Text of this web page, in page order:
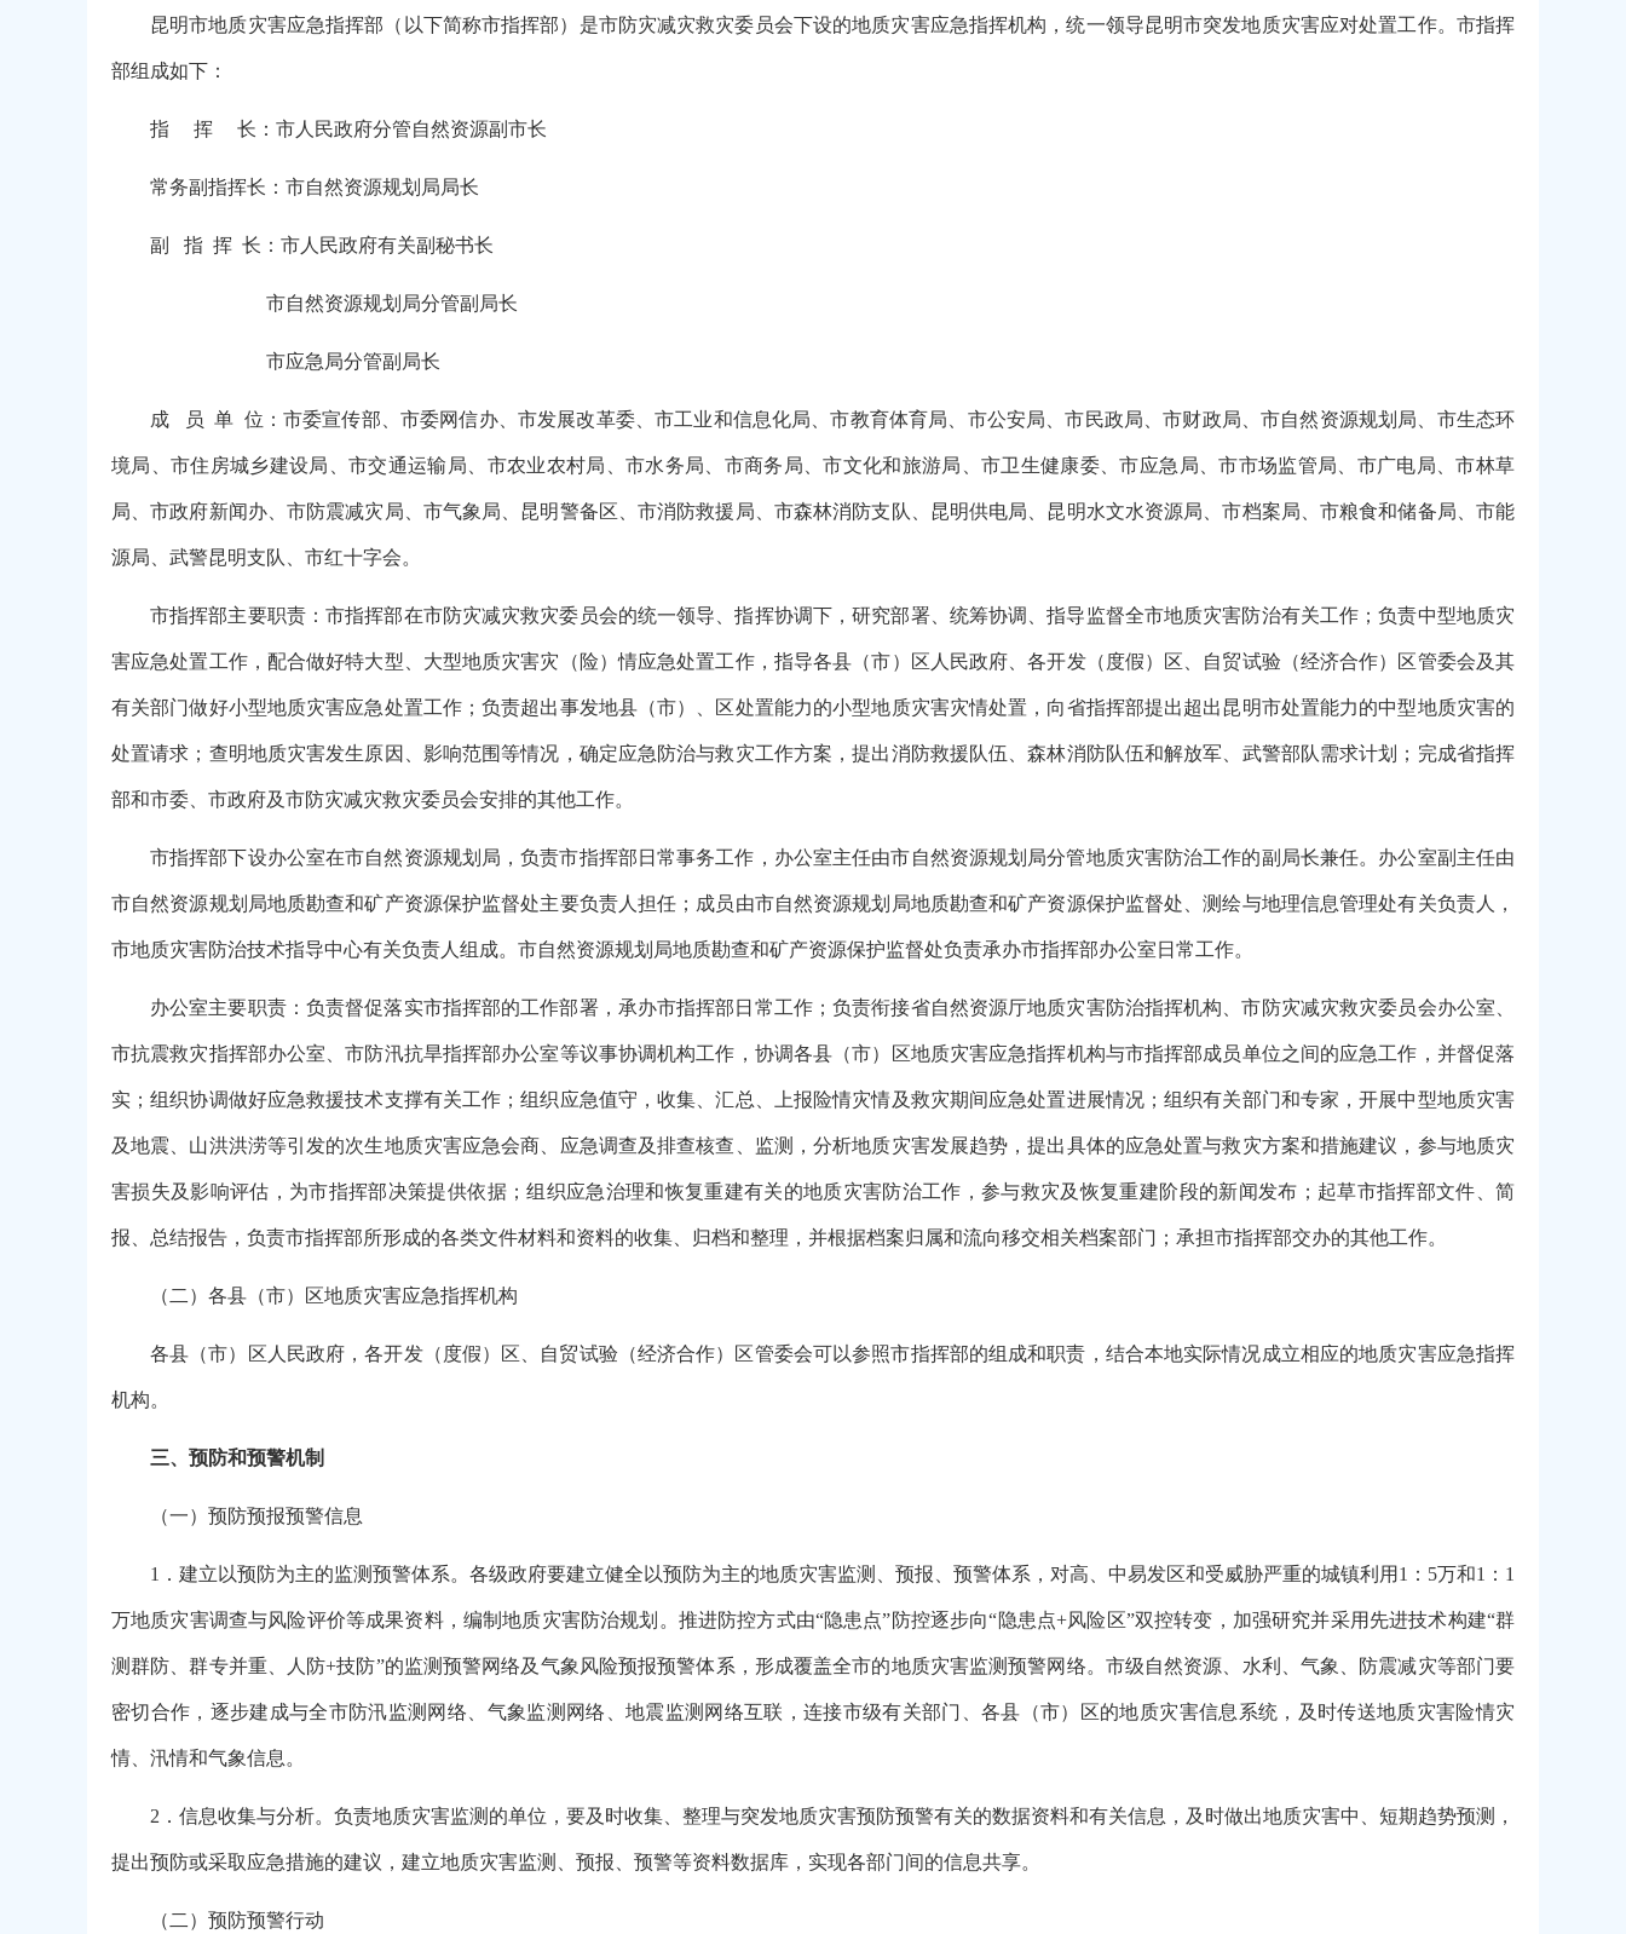
昆明市地质灾害应急指挥部（以下简称市指挥部）是市防灾减灾救灾委员会下设的地质灾害应急指挥机构，统一领导昆明市突发地质灾害应对处置工作。市指挥
部组成如下：
指 挥 长：市人民政府分管自然资源副市长
常务副指挥长：市自然资源规划局局长
副 指 挥 长：市人民政府有关副秘书长
市自然资源规划局分管副局长
市应急局分管副局长
成 员 单 位：市委宣传部、市委网信办、市发展改革委、市工业和信息化局、市教育体育局、市公安局、市民政局、市财政局、市自然资源规划局、市生态环
境局、市住房城乡建设局、市交通运输局、市农业农村局、市水务局、市商务局、市文化和旅游局、市卫生健康委、市应急局、市市场监管局、市广电局、市林草
局、市政府新闻办、市防震减灾局、市气象局、昆明警备区、市消防救援局、市森林消防支队、昆明供电局、昆明水文水资源局、市档案局、市粮食和储备局、市能
源局、武警昆明支队、市红十字会。
市指挥部主要职责：市指挥部在市防灾减灾救灾委员会的统一领导、指挥协调下，研究部署、统筹协调、指导监督全市地质灾害防治有关工作；负责中型地质灾
害应急处置工作，配合做好特大型、大型地质灾害灾（险）情应急处置工作，指导各县（市）区人民政府、各开发（度假）区、自贸试验（经济合作）区管委会及其
有关部门做好小型地质灾害应急处置工作；负责超出事发地县（市）、区处置能力的小型地质灾害灾情处置，向省指挥部提出超出昆明市处置能力的中型地质灾害的
处置请求；查明地质灾害发生原因、影响范围等情况，确定应急防治与救灾工作方案，提出消防救援队伍、森林消防队伍和解放军、武警部队需求计划；完成省指挥
部和市委、市政府及市防灾减灾救灾委员会安排的其他工作。
市指挥部下设办公室在市自然资源规划局，负责市指挥部日常事务工作，办公室主任由市自然资源规划局分管地质灾害防治工作的副局长兼任。办公室副主任由
市自然资源规划局地质勘查和矿产资源保护监督处主要负责人担任；成员由市自然资源规划局地质勘查和矿产资源保护监督处、测绘与地理信息管理处有关负责人，
市地质灾害防治技术指导中心有关负责人组成。市自然资源规划局地质勘查和矿产资源保护监督处负责承办市指挥部办公室日常工作。
办公室主要职责：负责督促落实市指挥部的工作部署，承办市指挥部日常工作；负责衔接省自然资源厅地质灾害防治指挥机构、市防灾减灾救灾委员会办公室、
市抗震救灾指挥部办公室、市防汛抗旱指挥部办公室等议事协调机构工作，协调各县（市）区地质灾害应急指挥机构与市指挥部成员单位之间的应急工作，并督促落
实；组织协调做好应急救援技术支撑有关工作；组织应急值守，收集、汇总、上报险情灾情及救灾期间应急处置进展情况；组织有关部门和专家，开展中型地质灾害
及地震、山洪洪涝等引发的次生地质灾害应急会商、应急调查及排查核查、监测，分析地质灾害发展趋势，提出具体的应急处置与救灾方案和措施建议，参与地质灾
害损失及影响评估，为市指挥部决策提供依据；组织应急治理和恢复重建有关的地质灾害防治工作，参与救灾及恢复重建阶段的新闻发布；起草市指挥部文件、简
报、总结报告，负责市指挥部所形成的各类文件材料和资料的收集、归档和整理，并根据档案归属和流向移交相关档案部门；承担市指挥部交办的其他工作。
（二）各县（市）区地质灾害应急指挥机构
各县（市）区人民政府，各开发（度假）区、自贸试验（经济合作）区管委会可以参照市指挥部的组成和职责，结合本地实际情况成立相应的地质灾害应急指挥
机构。
三、预防和预警机制
（一）预防预报预警信息
1．建立以预防为主的监测预警体系。各级政府要建立健全以预防为主的地质灾害监测、预报、预警体系，对高、中易发区和受威胁严重的城镇利用1：5万和1：1
万地质灾害调查与风险评价等成果资料，编制地质灾害防治规划。推进防控方式由“隐患点”防控逐步向“隐患点+风险区”双控转变，加强研究并采用先进技术构建“群
测群防、群专并重、人防+技防”的监测预警网络及气象风险预报预警体系，形成覆盖全市的地质灾害监测预警网络。市级自然资源、水利、气象、防震减灾等部门要
密切合作，逐步建成与全市防汛监测网络、气象监测网络、地震监测网络互联，连接市级有关部门、各县（市）区的地质灾害信息系统，及时传送地质灾害险情灾
情、汛情和气象信息。
2．信息收集与分析。负责地质灾害监测的单位，要及时收集、整理与突发地质灾害预防预警有关的数据资料和有关信息，及时做出地质灾害中、短期趋势预测，
提出预防或采取应急措施的建议，建立地质灾害监测、预报、预警等资料数据库，实现各部门间的信息共享。
（二）预防预警行动